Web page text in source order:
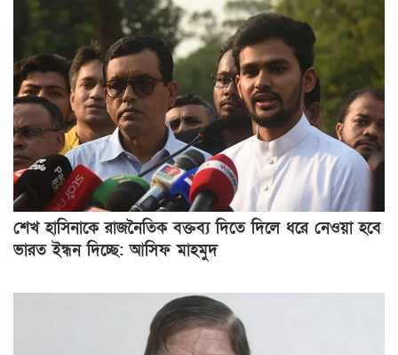
শেখ হাসিনাকে রাজনৈতিক বক্তব্য দিতে দিলে ধরে নেওয়া হবে
ভারত ইন্ধন দিচ্ছে: আসিফ মাহমুদ